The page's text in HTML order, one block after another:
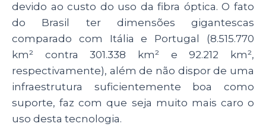
devido ao custo do uso da fibra óptica. O fato
do Brasil ter dimensões gigantescas
comparado com Itália e Portugal (8.515.770
km² contra 301.338 km² e 92.212 km²,
respectivamente), além de não dispor de uma
infraestrutura suficientemente boa como
suporte, faz com que seja muito mais caro o
uso desta tecnologia.